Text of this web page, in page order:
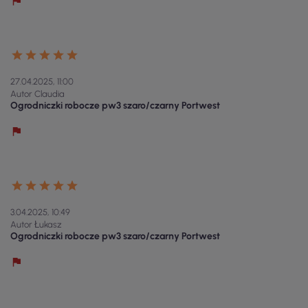
27.04.2025, 11:00
Autor Claudia
Ogrodniczki robocze pw3 szaro/czarny Portwest
3.04.2025, 10:49
Autor Łukasz
Ogrodniczki robocze pw3 szaro/czarny Portwest